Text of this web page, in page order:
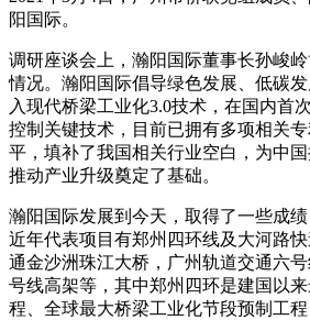
阳国际。
调研座谈会上，瀚阳国际董事长孙峻
情况。瀚阳国际倡导绿色发展、低碳发
入现代桥梁工业化3.0技术，在国内首
控制关键技术，目前已拥有多项相关
平，填补了我国相关行业空白，为中国
推动产业升级奠定了基础。
瀚阳国际发展到今天，取得了一些成绩
近年代表项目有郑州四环线及大河路
通金沙洲珠江大桥，广州轨道交通六
号线高架等，其中郑州四环是建国以
程、全球最大桥梁工业化节段预制工